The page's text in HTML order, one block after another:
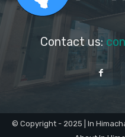
Contact us:
© Copyright - 2025 | In